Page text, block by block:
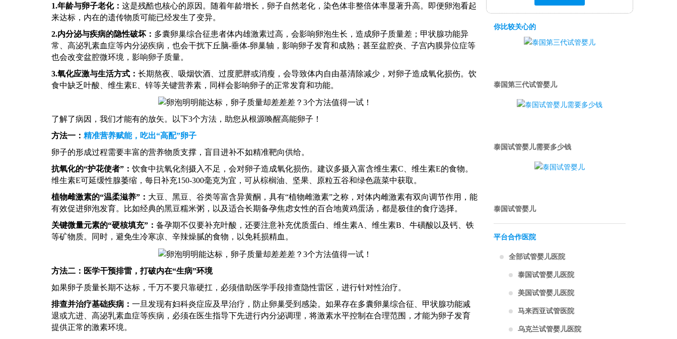
1.年龄与卵子老化： 这是残酷也核心的原因。随着年龄增长，卵子自然老化，染色体非整倍体率显著升高。即便卵泡看起
来达标，内在的遗传物质可能已经发生了变异。
2.内分泌与疾病的隐性破坏： 多囊卵巢综合征患者体内雄激素过高，会影响卵泡生长，造成卵子质量差；甲状腺功能异
常、高泌乳素血症等内分泌疾病，也会干扰下丘脑-垂体-卵巢轴，影响卵子发育和成熟；甚至盆腔炎、子宫内膜异位症等
也会改变盆腔微环境，影响卵子质量。
3.氧化应激与生活方式： 长期熬夜、吸烟饮酒、过度肥胖或消瘦，会导致体内自由基清除减少，对卵子造成氧化损伤。饮
食中缺乏叶酸、维生素E、锌等关键营养素，同样会影响卵子的正常发育和功能。
了解了病因，我们才能有的放矢。以下3个方法，助您从根源唤醒高能卵子！
方法一： 精准营养赋能，吃出“高配”卵子
卵子的形成过程需要丰富的营养物质支撑，盲目进补不如精准靶向供给。
抗氧化的“护花使者”： 饮食中抗氧化剂摄入不足，会对卵子造成氧化损伤。建议多摄入富含维生素C、维生素E的食物。
维生素E可延缓性腺萎缩，每日补充150-300毫克为宜，可从棕榈油、坚果、原粒五谷和绿色蔬菜中获取。
植物雌激素的“温柔滋养”： 大豆、黑豆、谷类等富含异黄酮，具有“植物雌激素”之称，对体内雌激素有双向调节作用，能
有效促进卵泡发育。比如经典的黑豆糯米粥，以及适合长期备孕焦虑女性的百合地黄鸡蛋汤，都是极佳的食疗选择。
关键微量元素的“硬核填充”： 备孕期不仅要补充叶酸，还要注意补充优质蛋白、维生素A、维生素B、牛磺酸以及钙、铁
等矿物质。同时，避免生冷寒凉、辛辣燥腻的食物，以免耗损精血。
方法二：医学干预排雷，打破内在“生病”环境
如果卵子质量长期不达标，千万不要只靠硬扛，必须借助医学手段排查隐性雷区，进行针对性治疗。
排查并治疗基础疾病： 一旦发现有妇科炎症应及早治疗，防止卵巢受到感染。如果存在多囊卵巢综合征、甲状腺功能减
退或亢进、高泌乳素血症等疾病，必须在医生指导下先进行内分泌调理，将激素水平控制在合理范围，才能为卵子发育
提供正常的激素环境。
你比较关心的
泰国第三代试管婴儿
泰国试管婴儿需要多少钱
泰国试管婴儿
平台合作医院
全部试管婴儿医院
泰国试管婴儿医院
美国试管婴儿医院
马来西亚试管医院
乌克兰试管婴儿医院